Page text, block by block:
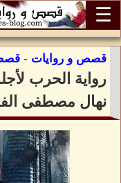
☰
قصص و روايات -
رواية الحرب
نهال مصطفى